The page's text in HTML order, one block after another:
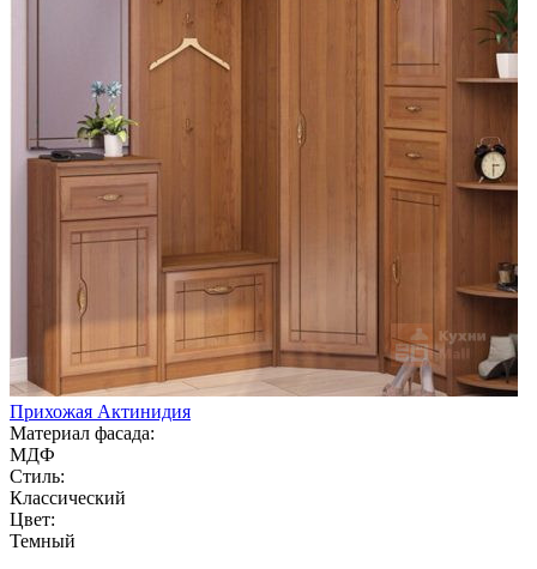
Прихожая Актинидия
Материал фасада:
МДФ
Стиль:
Классический
Цвет:
Темный